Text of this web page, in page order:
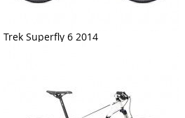
Trek Superfly 6 2014